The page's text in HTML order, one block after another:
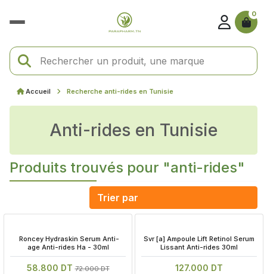
0
Accueil Recherche anti-rides en Tunisie
anti-rides en Tunisie
Produits trouvés pour "anti-rides"
Roncey Hydraskin Serum Anti-
age Anti-rides Ha - 30ml
58.800 DT72.000 DT
Svr [a] Ampoule Lift Retinol Serum
Lissant Anti-rides 30ml
127.000 DT